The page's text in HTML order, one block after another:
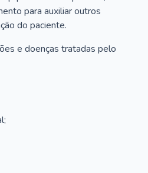
para auxiliar outros
do paciente.
e doenças tratadas pelo